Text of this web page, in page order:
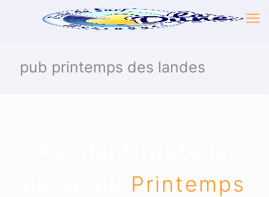
pub printemps des landes
Printemps